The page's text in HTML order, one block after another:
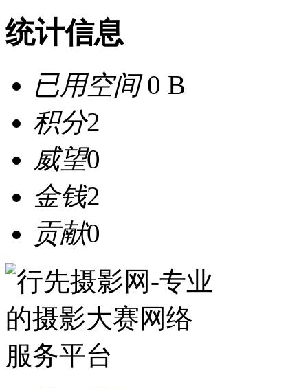
统计信息
已用空间0 B
积分2
威望0
金钱2
贡献0